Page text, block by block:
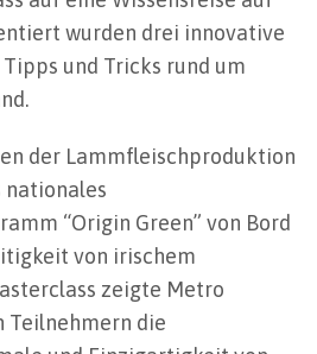
wurden drei innovative
und Tricks rund um
der Lammfleischproduktion
nationales
“Origin Green” von Bord
von irischem
zeigte Metro
Teilnehmern die